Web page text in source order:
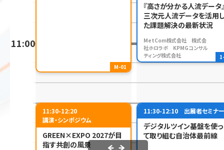
11:00
M-01
『高さが分かる人流データ
三次元人流データを活用
た課題解決の最新状況
MetCom株式会社 株式会
社ホロラボ KPMGコンサル
ティング株式会社
11:30-12:20
講演・シンポジウム
GREEN×EXPO 2027が目
指す共創の風景
11:30-12:10 出展者セミナー
デジタルツイン基盤を使っ
て取り組む自治体最前線